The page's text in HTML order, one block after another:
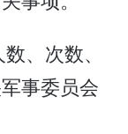
、次数、
事委员会